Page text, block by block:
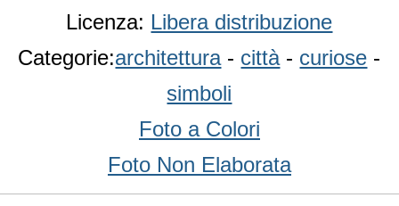
Licenza: Libera distribuzione
Categorie:architettura- città- curiose -
simboli
Foto a Colori
Foto Non Elaborata